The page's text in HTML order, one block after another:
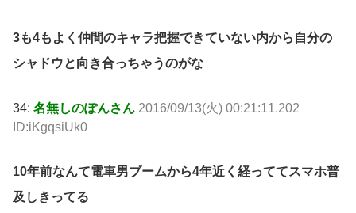
3も4もよく仲間のキャラ把握できていない内から自分の
シャドウと向き合っちゃうのがな
34: 名無しのぽんさん 2016/09/13(火) 00:21:11.202
ID:iKgqsiUk0
10年前なんて電車男ブームから4年近く経っててスマホ普
及しきってる